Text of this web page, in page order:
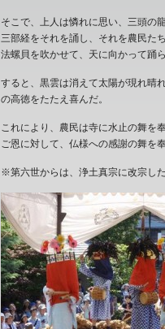
そこで、上人は憐れに思い、三頭の
三部経をそれを誦し、それを農民た
法螺貝を吹かせて、天に向かって踊ら
すると、黒雲は消えて太陽が現れ晴
の高徳をたたえ喜んだ。
これにより、農民は寺に水止の舞を
ご恩に対して、仏様への感謝の舞を
※第六世からは、浄土真宗に改宗し